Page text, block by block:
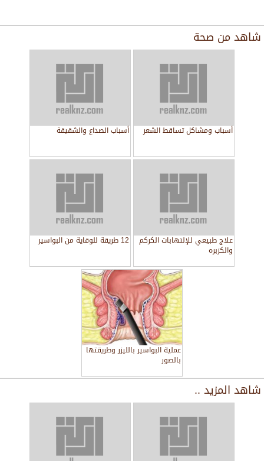
شاهد من صحة
أسباب ومشاكل تساقط الشعر أسباب الصداع والشقيقة
علاج طبيعي للإلتهابات الكركم
والكزبره
12 طريقة للوقاية من البواسير
عملية البواسير بالليزر وطريقتها
بالصور
شاهد المزيد ..